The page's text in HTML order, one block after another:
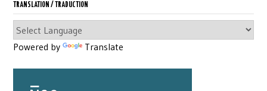
TRANSLATION / TRADUCTION
Powered by Translate